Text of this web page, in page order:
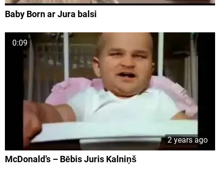
Baby Born ar Jura balsi
0:09
2 years ago
McDonald’s – Bēbis Juris Kalniņš